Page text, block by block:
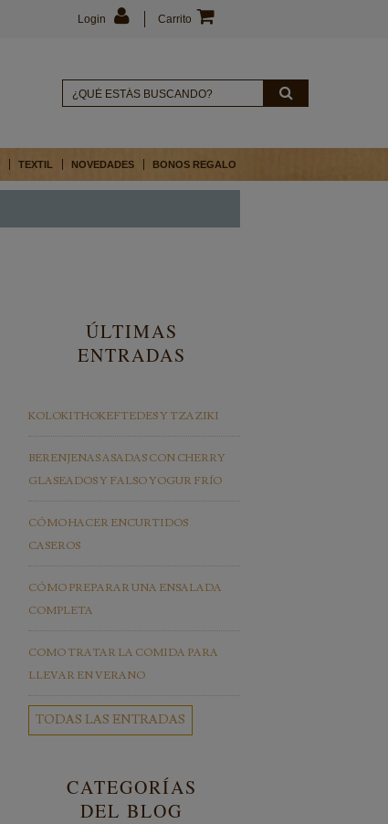
Carrito
Login
TEXTIL NOVEDADES BONOS REGALO
ÚLTIMAS
ENTRADAS
KOLOKITHOKEFTEDES Y TZAZIKI
BERENJENAS ASADAS CON CHERRY
GLASEADOS Y FALSO YOGUR FRÍO
CÓMO HACER ENCURTIDOS
CASEROS
CÓMO PREPARAR UNA ENSALADA
COMPLETA
COMO TRATAR LA COMIDA PARA
LLEVAR EN VERANO
TODAS LAS ENTRADAS
CATEGORÍAS
DEL BLOG